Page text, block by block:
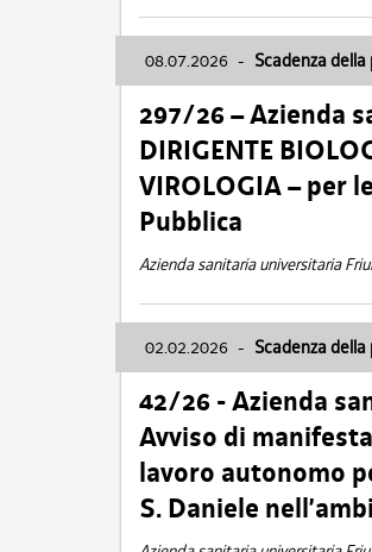
08.07.2026 - Scadenza
297/26 – Azienda
DIRIGENTE
VIROLOGIA – per
Pubblica
Azienda sanitaria universitaria
02.02.2026 - Scadenza
42/26 - Azienda
Avviso di
lavoro autonomo
S. Daniele